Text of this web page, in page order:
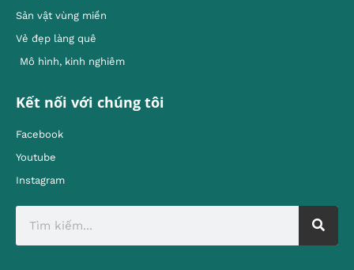
Sản vật vùng miền
Vẻ đẹp làng quê
Mô hình, kinh nghiêm
Kết nối với chúng tôi
Facebook
Youtube
Instagram